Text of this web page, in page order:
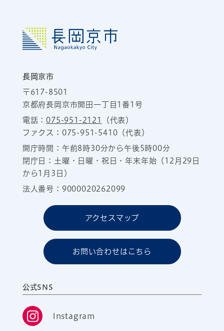
長岡京市
〒617-8501
京都府長岡京市開田一丁目1番1号
電話：075-951-2121
（代表）
ファクス：075-951-5410（代表）
開庁時間：午前8時30分から午後5時00分
閉庁日：土曜・日曜・祝日・年末年始（12月29日
から1月3日）
法人番号：9000020262099
アクセスマップ
お問い合わせはこちら
公式SNS
Instagram